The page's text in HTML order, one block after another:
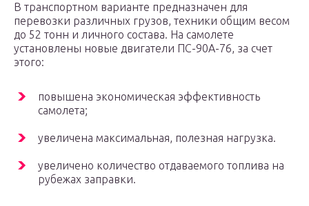
В транспортном варианте предназначен для
перевозки различных грузов, техники общим весом
до 52 тонн и личного состава. На самолете
установлены новые двигатели ПС-90А-76, за счет
этого:
повышена экономическая эффективность
самолета;
увеличена максимальная, полезная нагрузка.
увеличено количество отдаваемого топлива на
рубежах заправки.